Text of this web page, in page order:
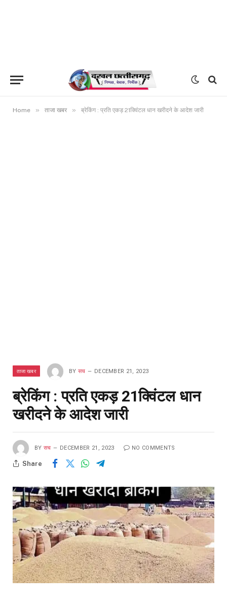
Home » ताजा खबर » ब्रेकिंग : प्रति एकड़ 21क्विंटल धान खरीदने के आदेश जारी
ताजा खबर BY सच DECEMBER 21, 2023
ब्रेकिंग : प्रति एकड़ 21क्विंटल धान
खरीदने के आदेश जारी
BY सच DECEMBER 21, 2023 NO COMMENTS
Share